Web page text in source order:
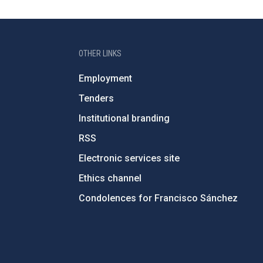
OTHER LINKS
Employment
Tenders
Institutional branding
RSS
Electronic services site
Ethics channel
Condolences for Francisco Sánchez